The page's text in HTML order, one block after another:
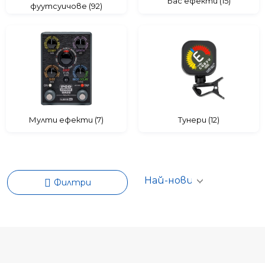
фуутсуичове (92)
Мулти ефекти (7) Тунери (12)
Филтри